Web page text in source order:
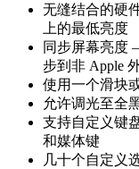
无缝结合的硬
上的最低亮度
同步屏幕亮度
步到非 Apple
使用一个滑块
允许调光至全
支持自定义键
和媒体键
几十个自定义